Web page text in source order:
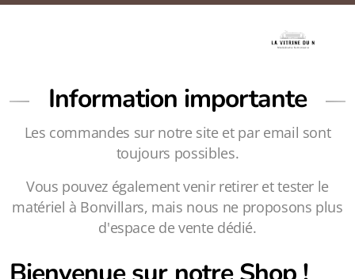
Information importante
Les commandes sur notre site et par email sont
toujours possibles.
Vous pouvez également venir retirer et tester le
matériel à Bonvillars, mais nous ne proposons plus
d'espace de vente dédié.